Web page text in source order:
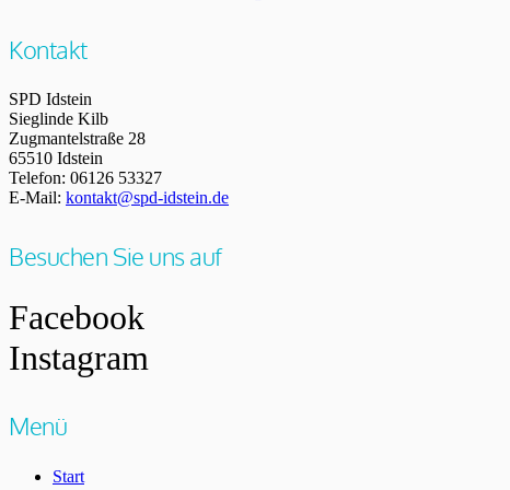
Kontakt
SPD Idstein
Sieglinde Kilb
Zugmantelstraße 28
65510 Idstein
Telefon: 06126 53327
E-Mail: kontakt@spd-idstein.de
Besuchen Sie uns auf
Facebook
Instagram
Menü
Start